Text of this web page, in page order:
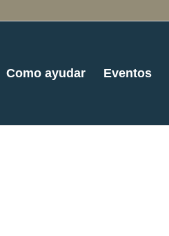
Como ayudar Eventos